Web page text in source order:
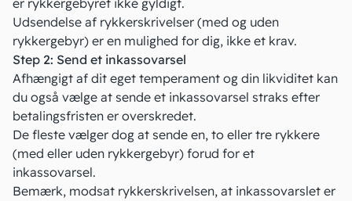
er rykkergebyret ikke gyldigt.
Udsendelse af rykkerskrivelser (med og uden
rykkergebyr) er en mulighed for dig‚ ikke et krav.
Step 2: Send et inkassovarsel
Afhængigt af dit eget temperament og din likviditet kan
du også vælge at sende et inkassovarsel straks efter
betalingsfristen er overskredet.
De fleste vælger dog at sende en, to eller tre rykkere
(med eller uden rykkergebyr) forud for et
inkassovarsel.
Bemærk, modsat rykkerskrivelsen, at inkassovarslet er